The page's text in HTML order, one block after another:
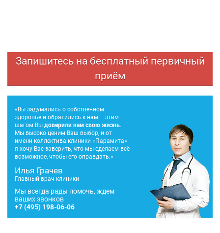
Запишитесь на бесплатный первичный
приём
«Вы задумались о собственном
здоровье и обратились к нам – этим
шагом Вы доверили нам свою жизнь.
Мы высоко ценим Ваш выбор, и от
имени коллектива клиники «Парамита»
я хочу Вас заверить, что мы сделаем всё
возможное, чтобы его оправдать.»
Илья Грачев
Главный врач клиники
Мы всегда рады помочь, ждем
ваших звонков
+7(495) 198-06-06